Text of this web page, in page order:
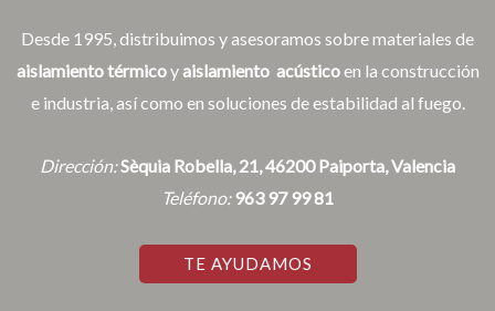
Desde 1995, distribuimos y asesoramos sobre materiales de
aislamiento térmicoyaislamiento acústicoen la construcción
e industria, así como en soluciones de estabilidad al fuego.
Dirección:Sèquia Robella, 21, 46200 Paiporta, Valencia
Teléfono: 963 97 99 81
TE AYUDAMOS